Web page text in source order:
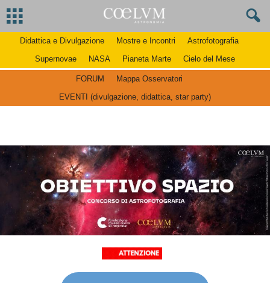
Didattica e Divulgazione Mostre e Incontri
Astrofotografia
Supernovae
NASA Pianeta Marte Cielo del Mese
FORUM
Mappa Osservatori
EVENTI (divulgazione, didattica, star party)